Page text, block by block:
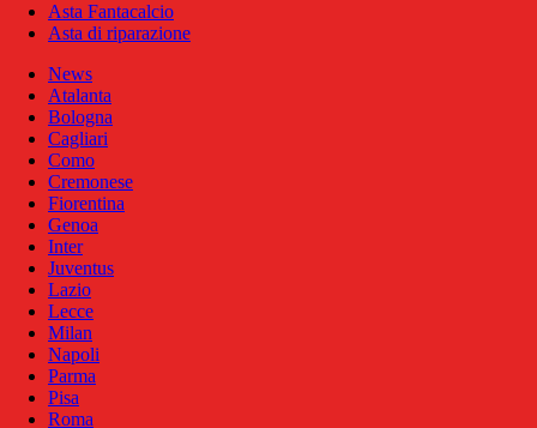
Asta Fantacalcio
Asta di riparazione
News
Atalanta
Bologna
Cagliari
Como
Cremonese
Fiorentina
Genoa
Inter
Juventus
Lazio
Lecce
Milan
Napoli
Parma
Pisa
Roma